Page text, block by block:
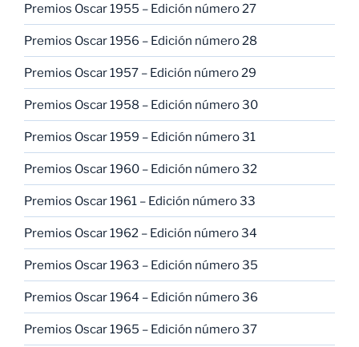
Premios Oscar 1955 – Edición número 27
Premios Oscar 1956 – Edición número 28
Premios Oscar 1957 – Edición número 29
Premios Oscar 1958 – Edición número 30
Premios Oscar 1959 – Edición número 31
Premios Oscar 1960 – Edición número 32
Premios Oscar 1961 – Edición número 33
Premios Oscar 1962 – Edición número 34
Premios Oscar 1963 – Edición número 35
Premios Oscar 1964 – Edición número 36
Premios Oscar 1965 – Edición número 37